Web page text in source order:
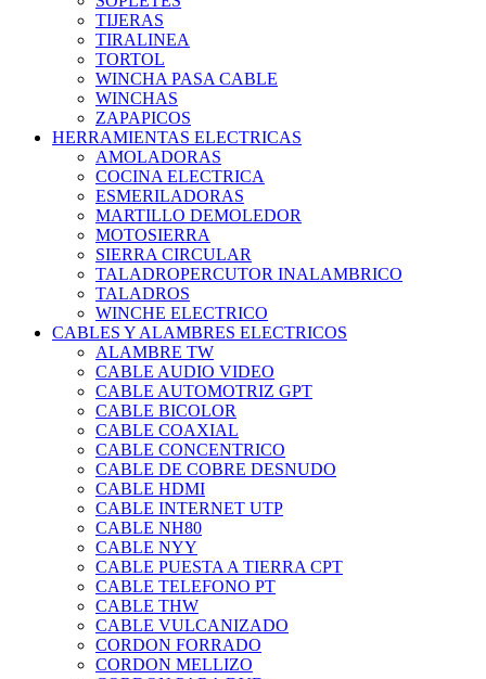
TIJERAS
TIRALINEA
TORTOL
WINCHA PASA CABLE
WINCHAS
ZAPAPICOS
HERRAMIENTAS ELECTRICAS
AMOLADORAS
COCINA ELECTRICA
ESMERILADORAS
MARTILLO DEMOLEDOR
MOTOSIERRA
SIERRA CIRCULAR
TALADROPERCUTOR INALAMBRICO
TALADROS
WINCHE ELECTRICO
CABLES Y ALAMBRES ELECTRICOS
ALAMBRE TW
CABLE AUDIO VIDEO
CABLE AUTOMOTRIZ GPT
CABLE BICOLOR
CABLE COAXIAL
CABLE CONCENTRICO
CABLE DE COBRE DESNUDO
CABLE HDMI
CABLE INTERNET UTP
CABLE NH80
CABLE NYY
CABLE PUESTA A TIERRA CPT
CABLE TELEFONO PT
CABLE THW
CABLE VULCANIZADO
CORDON FORRADO
CORDON MELLIZO